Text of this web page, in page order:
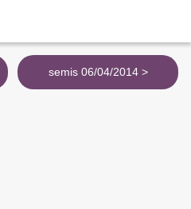
semis 06/04/2014 >